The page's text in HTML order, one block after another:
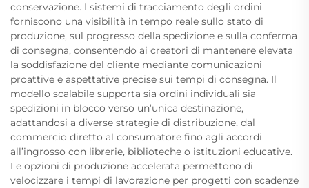
conservazione. I sistemi di tracciamento degli ordini
forniscono una visibilità in tempo reale sullo stato di
produzione, sul progresso della spedizione e sulla conferma
di consegna, consentendo ai creatori di mantenere elevata
la soddisfazione del cliente mediante comunicazioni
proattive e aspettative precise sui tempi di consegna. Il
modello scalabile supporta sia ordini individuali sia
spedizioni in blocco verso un’unica destinazione,
adattandosi a diverse strategie di distribuzione, dal
commercio diretto al consumatore fino agli accordi
all’ingrosso con librerie, biblioteche o istituzioni educative.
Le opzioni di produzione accelerata permettono di
velocizzare i tempi di lavorazione per progetti con scadenze